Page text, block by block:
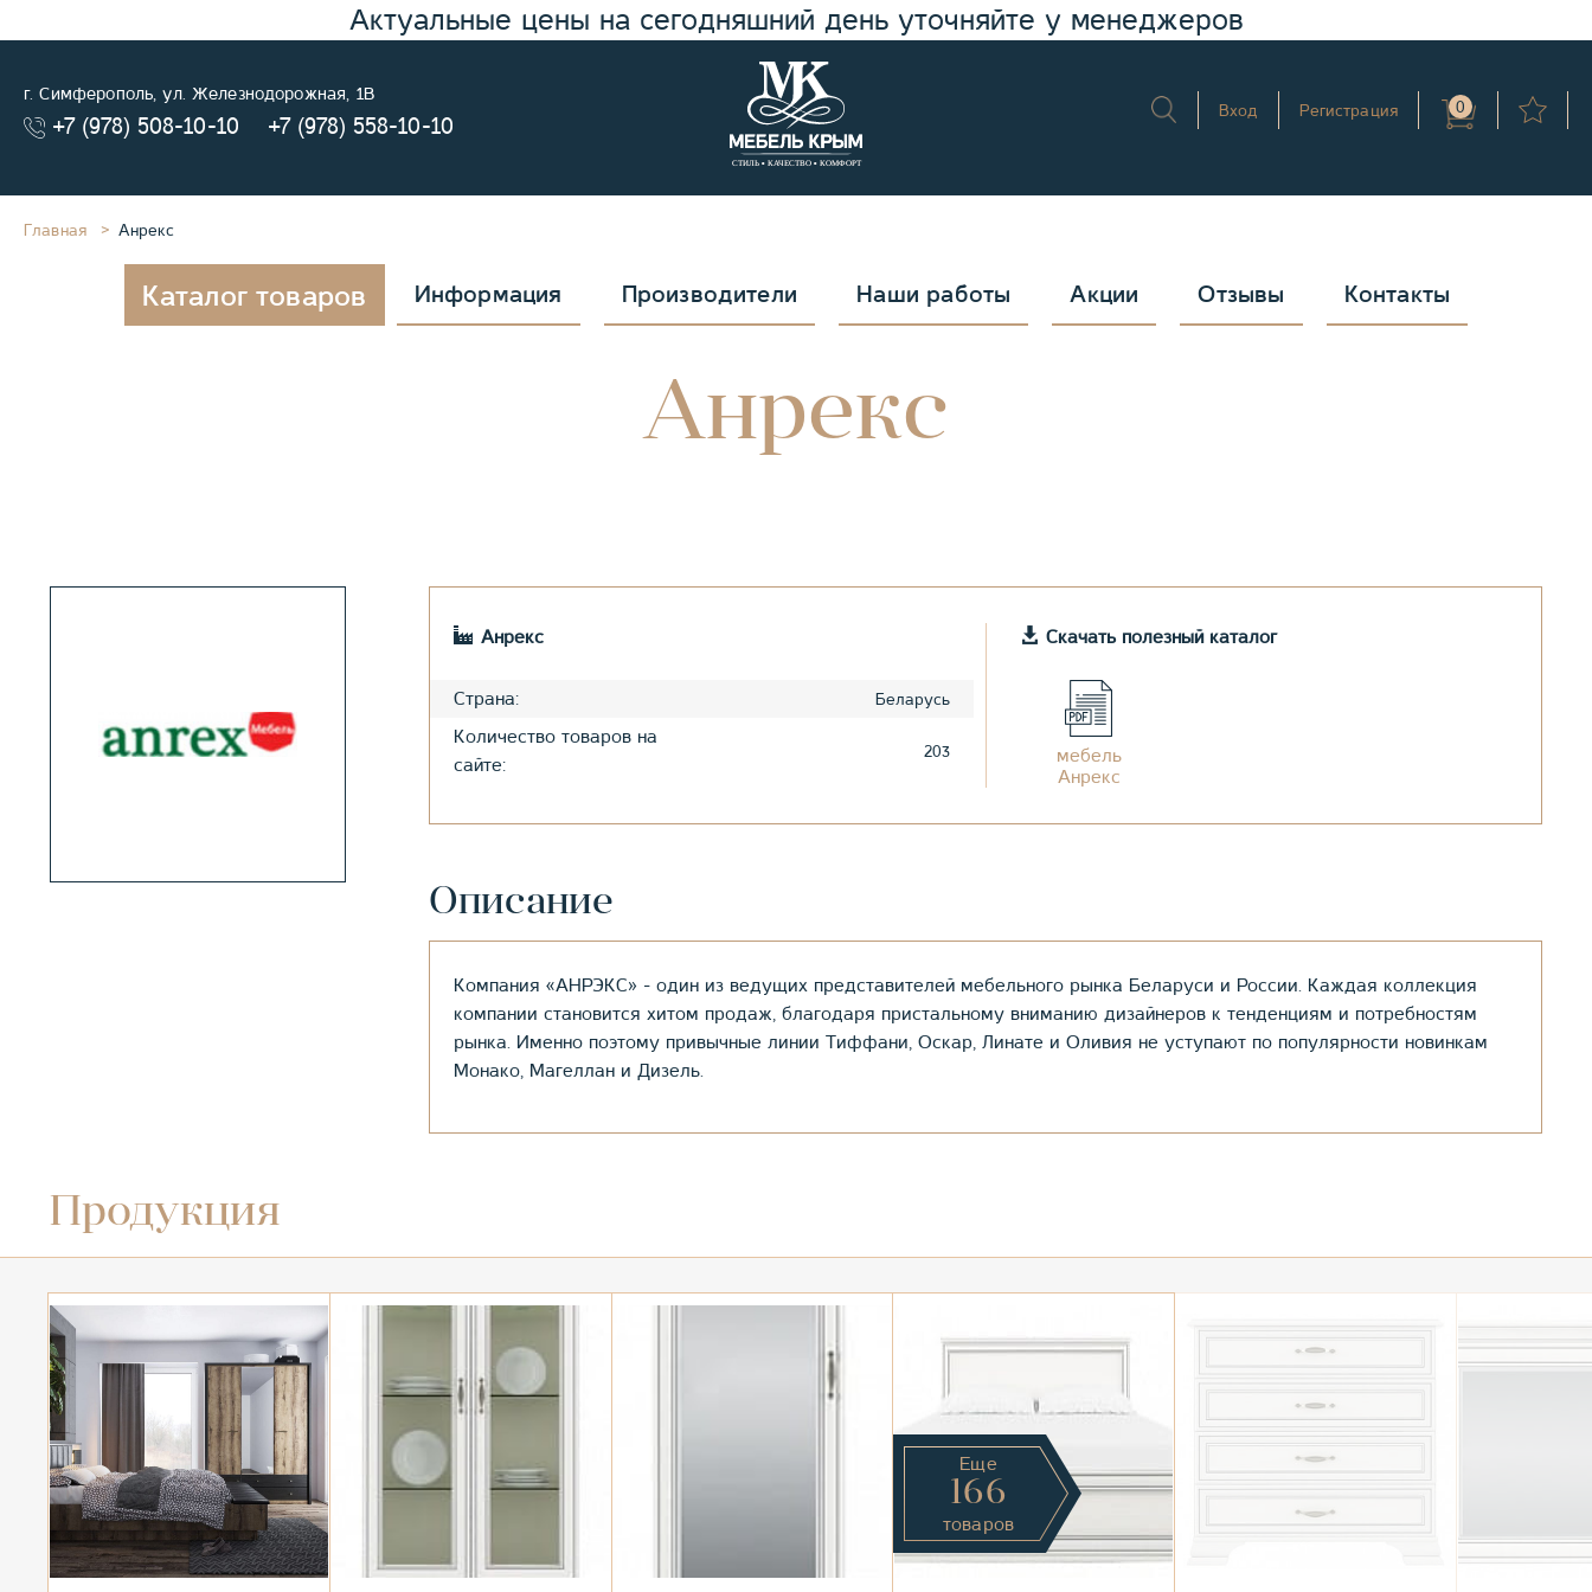
Актуальные цены на сегодняшний день уточняйте у менеджеров
г. Симферополь, ул. Железнодорожная, 1В
+7 (978) 508-10-10 +7 (978) 558-10-10
Вход Регистрация 0
Главная Анрекс
Каталог товаров Информация Производители Наши работы Акции Отзывы Контакты
Анрекс
Анрекс
Страна: Беларусь
Количество товаров на
сайте:
203
Скачать полезный каталог
мебель
Анрекс
Описание
Компания «АНРЭКС» - один из ведущих представителей мебельного рынка Беларуси и России. Каждая коллекция
компании становится хитом продаж, благодаря пристальному вниманию дизайнеров к тенденциям и потребностям
рынка. Именно поэтому привычные линии Тиффани, Оскар, Линате и Оливия не уступают по популярности новинкам
Монако, Магеллан и Дизель.
Продукция
Еще
166
товаров